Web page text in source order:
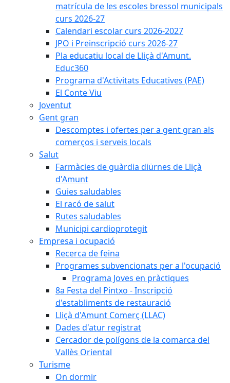
matrícula de les escoles bressol municipals
curs 2026-27
Calendari escolar curs 2026-2027
JPO i Preinscripció curs 2026-27
Pla educatiu local de Lliçà d'Amunt.
Educ360
Programa d'Activitats Educatives (PAE)
El Conte Viu
Joventut
Gent gran
Descomptes i ofertes per a gent gran als
comerços i serveis locals
Salut
Farmàcies de guàrdia diürnes de Lliçà
d'Amunt
Guies saludables
El racó de salut
Rutes saludables
Municipi cardioprotegit
Empresa i ocupació
Recerca de feina
Programes subvencionats per a l'ocupació
Programa Joves en pràctiques
8a Festa del Pintxo - Inscripció
d'establiments de restauració
Lliçà d'Amunt Comerç (LLAC)
Dades d'atur registrat
Cercador de polígons de la comarca del
Vallès Oriental
Turisme
On dormir